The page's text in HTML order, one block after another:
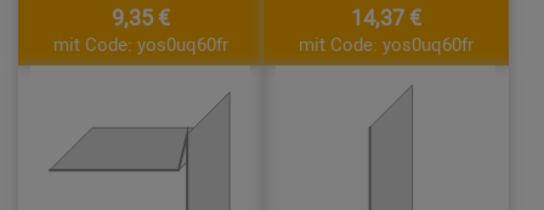
9,35 €
mit Code: yos0uq60fr
14,37 €
mit Code: yos0uq60fr